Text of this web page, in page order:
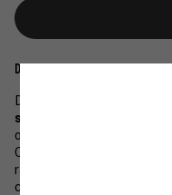
Descripción
Descubrí el
Set de
salchicha
onda y varios salchis
Cada libreta tamaño
rayadas y 32 hojas lisas,
cartera y anotar tus ideas